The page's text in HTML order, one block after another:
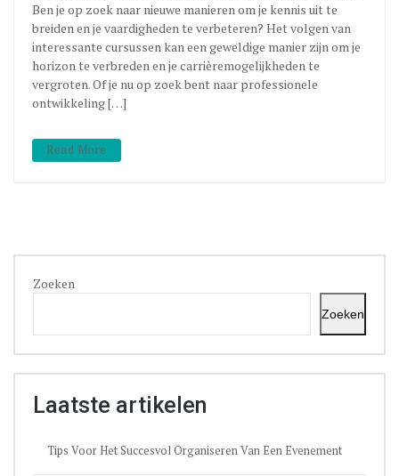
Ben je op zoek naar nieuwe manieren om je kennis uit te
breiden en je vaardigheden te verbeteren? Het volgen van
interessante cursussen kan een geweldige manier zijn om je
horizon te verbreden en je carrièremogelijkheden te
vergroten. Of je nu op zoek bent naar professionele
ontwikkeling […]
Read More
Zoeken
Zoeken
Laatste artikelen
Tips Voor Het Succesvol Organiseren Van Een Evenement